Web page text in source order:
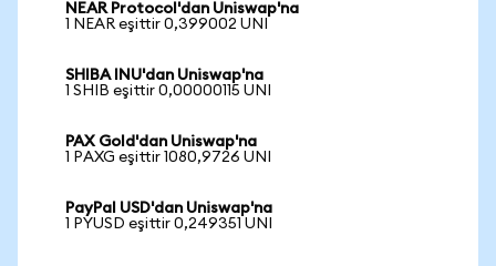
NEAR Protocol'dan Uniswap'na
1 NEAR eşittir 0,399002 UNI
SHIBA INU'dan Uniswap'na
1 SHIB eşittir 0,00000115 UNI
PAX Gold'dan Uniswap'na
1 PAXG eşittir 1080,9726 UNI
PayPal USD'dan Uniswap'na
1 PYUSD eşittir 0,249351 UNI